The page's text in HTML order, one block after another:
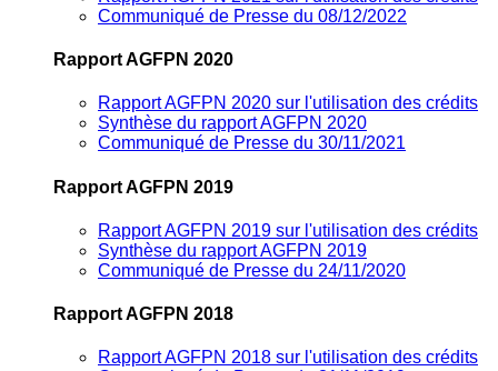
Communiqué de Presse du 08/12/2022
Rapport AGFPN 2020
Rapport AGFPN 2020 sur l'utilisation des crédits
Synthèse du rapport AGFPN 2020
Communiqué de Presse du 30/11/2021
Rapport AGFPN 2019
Rapport AGFPN 2019 sur l'utilisation des crédits
Synthèse du rapport AGFPN 2019
Communiqué de Presse du 24/11/2020
Rapport AGFPN 2018
Rapport AGFPN 2018 sur l'utilisation des crédits